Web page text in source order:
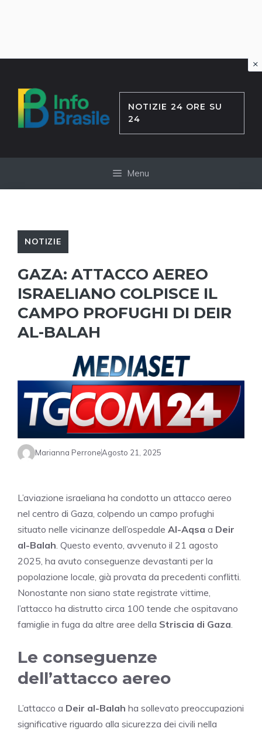
contenuto
NOTIZIE 24 ORE SU
24
Menu
NOTIZIE
GAZA: ATTACCO AEREO
ISRAELIANO COLPISCE IL
CAMPO PROFUGHI DI DEIR
AL-BALAH
Marianna PerroneAgosto 21, 2025
L’aviazione israeliana ha condotto un attacco aereo
nel centro di Gaza, colpendo un campo profughi
situato nelle vicinanze dell’ospedale Al-Aqsa a Deir
al-Balah . Questo evento, avvenuto il 21 agosto
2025, ha avuto conseguenze devastanti per la
popolazione locale, già provata da precedenti conflitti.
Nonostante non siano state registrate vittime,
l’attacco ha distrutto circa 100 tende che ospitavano
famiglie in fuga da altre aree della Striscia di Gaza
Le conseguenze
dell’attacco aereo
L’attacco a Deir al-Balah ha sollevato preoccupazioni
significative riguardo alla sicurezza dei civili nella
×